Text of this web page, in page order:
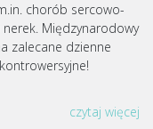
chorób sercowo-
Międzynarodowy
zalecane dzienne
czytaj więcej